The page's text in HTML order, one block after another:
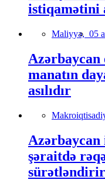
istiqamətini
Maliyyə, 05
Azərbaycan
manatın
asılıdır
Azərbaycan
şəraitdə
sürətləndirir